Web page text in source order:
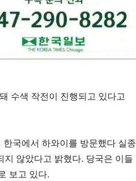
수색 작전이 진행되고 있다고
국에서 하와이를 방문했다 실종
않았다고 밝혔다. 당국은 이들
보고 있다.